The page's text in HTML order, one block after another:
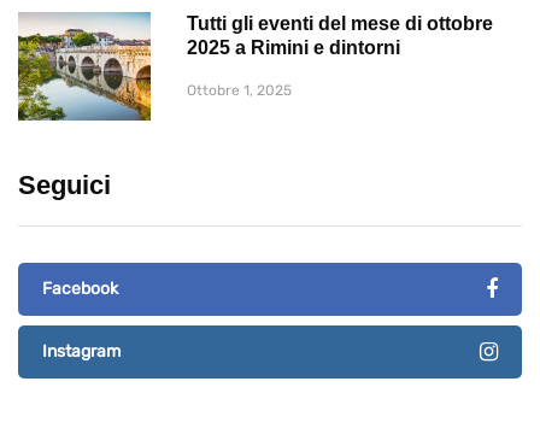
Tutti gli eventi del mese di ottobre
2025 a Rimini e dintorni
Ottobre 1, 2025
Seguici
Facebook
Instagram